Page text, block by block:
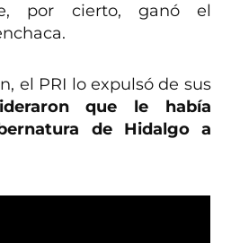
por cierto, ganó el
el PRI lo expulsó de sus
que le había
de Hidalgo a